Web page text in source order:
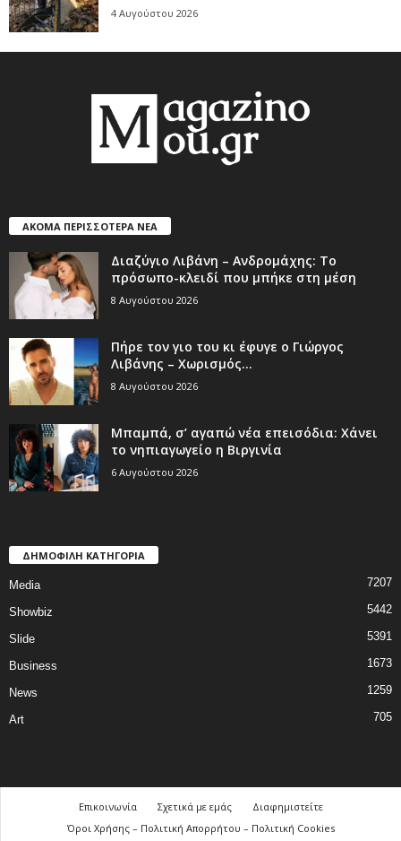
4 Αυγούστου 2026
ΑΚΟΜΑ ΠΕΡΙΣΣΟΤΕΡΑ ΝΕΑ
Διαζύγιο Λιβάνη – Ανδρομάχης: Το
πρόσωπο-κλειδί που μπήκε στη μέση
8 Αυγούστου 2026
Πήρε τον γιο του κι έφυγε ο Γιώργος
Λιβάνης – Χωρισμός...
8 Αυγούστου 2026
Μπαμπά, σ’ αγαπώ νέα επεισόδια: Χάνει
το νηπιαγωγείο η Βιργινία
6 Αυγούστου 2026
ΔΗΜΟΦΙΛΗ ΚΑΤΗΓΟΡΙΑ
Media 7207
Showbiz 5442
Slide 5391
Business 1673
News 1259
Art 705
Επικοινωνία Σχετικά με εμάς
Διαφημιστείτε
Όροι Χρήσης – Πολιτική Απορρήτου – Πολιτική Cookies